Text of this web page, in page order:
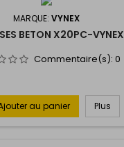
MARQUE: VYNEX
BETON X20PC-VYNEX
Commentaire(s): 0
au panier Plus